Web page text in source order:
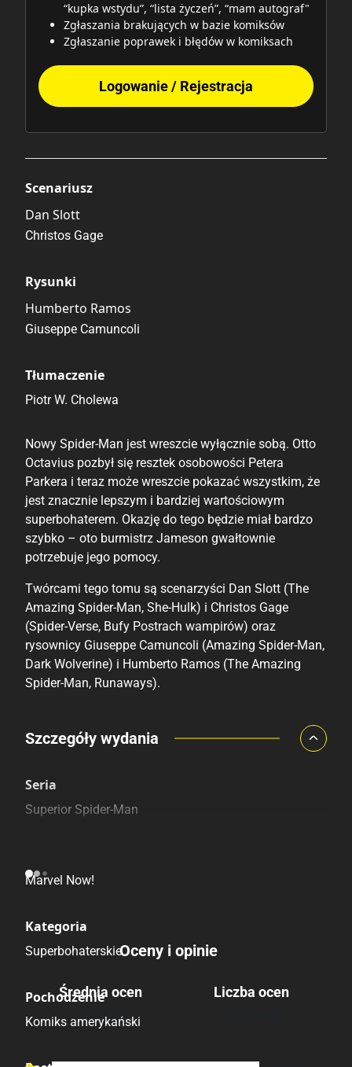
“kupka wstydu”, “lista życzeń”, “mam autograf"
Zgłaszania brakujących w bazie komiksów
Zgłaszanie poprawek i błędów w komiksach
Logowanie / Rejestracja
Scenariusz
Dan Slott
Christos Gage
Rysunki
Humberto Ramos
Giuseppe Camuncoli
Tłumaczenie
Piotr W. Cholewa
Nowy Spider-Man jest wreszcie wyłącznie sobą. Otto
Octavius pozbył się resztek osobowości Petera
Parkera i teraz może wreszcie pokazać wszystkim, że
jest znacznie lepszym i bardziej wartościowym
superbohaterem. Okazję do tego będzie miał bardzo
szybko – oto burmistrz Jameson gwałtownie
potrzebuje jego pomocy.
Twórcami tego tomu są scenarzyści Dan Slott (The
Amazing Spider-Man, She-Hulk) i Christos Gage
(Spider-Verse, Bufy Postrach wampirów) oraz
rysownicy Giuseppe Camuncoli (Amazing Spider-Man,
Dark Wolverine) i Humberto Ramos (The Amazing
Spider-Man, Runaways).
Porównaj ceny
Szczegóły wydania
Seria
Superior Spider-Man
Marvel Now!
Kategoria
Superbohaterskie
Pochodzenie
Komiks amerykański
Oceny i opinie
Średnia ocen
5.00/6
Liczba ocen